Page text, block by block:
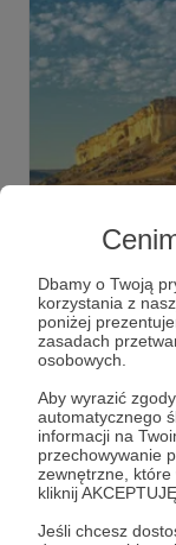
Dbamy o Twoją
korzystania z
poniżej
zasadach
osobowych.
Aby wyrazić
automatycznego
informacji na
przechowywanie
zewnętrzne, które
kliknij
Jeśli chcesz
28.06.2026 ●
Weekly
„To
– taki miał być
przywódców
wobec Chin...
Albert Świdziński
+7